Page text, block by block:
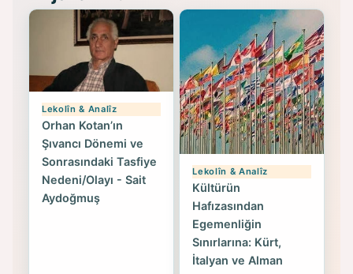
Lekolîn & Analîz
Orhan Kotan’ın
Şıvancı Dönemi ve
Sonrasındaki Tasfiye
Nedeni/Olayı - Sait
Aydoğmuş
Lekolîn & Analîz
Kültürün
Hafızasından
Egemenliğin
Sınırlarına: Kürt,
İtalyan ve Alman